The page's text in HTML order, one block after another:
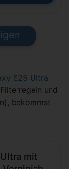
S25 Ultra
und
bekommst
mit